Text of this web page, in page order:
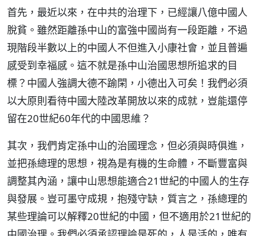
首先，最近以來，在中共的治理下，已經讓八億中國人
脫貧。雖然距離孫中山的富強中國尚有一段距離，不過
現階段半數以上的中國人不但進入小康社會，並且普遍
感受到幸福感。這不就是孫中山治國思想所追求的目
標？中國人強調大德不踰閑，小德出入可矣！我們必須
以大原則看待中國大陸改革開放以來的成就，豈能還停
留在20世紀60年代的中國思維？
其次，我們肯定孫中山的治國理念，但必須與時俱進，
並把孫總理的思想，視為是有機的生命體，不斷豐富與
調整其內涵，讓中山思想能適合21世紀的中國人的生存
與發展。豈可墨守成規，抱殘守缺，質言之，孫總理的
某些理論可以解釋20世紀的中國，但不適用於21世紀的